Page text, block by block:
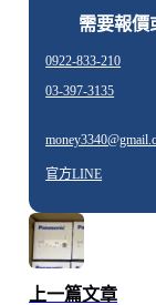
需要報價
0922-833-210
03-397-3135
官方LINE
上一篇文章